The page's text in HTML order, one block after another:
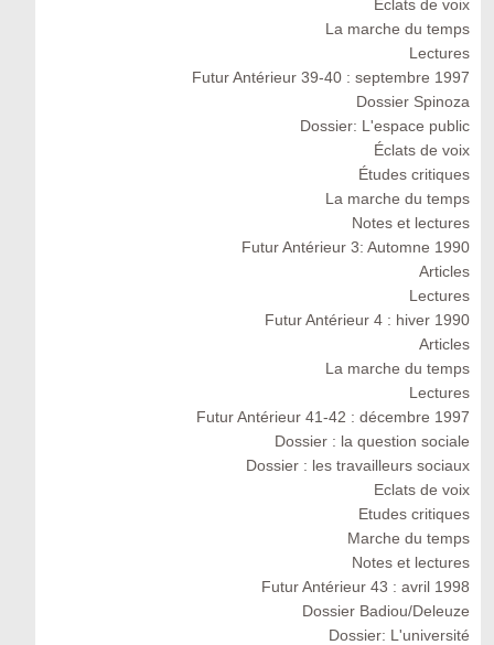
Eclats de voix
La marche du temps
Lectures
Futur Antérieur 39-40 : septembre 1997
Dossier Spinoza
Dossier: L'espace public
Éclats de voix
Études critiques
La marche du temps
Notes et lectures
Futur Antérieur 3: Automne 1990
Articles
Lectures
Futur Antérieur 4 : hiver 1990
Articles
La marche du temps
Lectures
Futur Antérieur 41-42 : décembre 1997
Dossier : la question sociale
Dossier : les travailleurs sociaux
Eclats de voix
Etudes critiques
Marche du temps
Notes et lectures
Futur Antérieur 43 : avril 1998
Dossier Badiou/Deleuze
Dossier: L'université